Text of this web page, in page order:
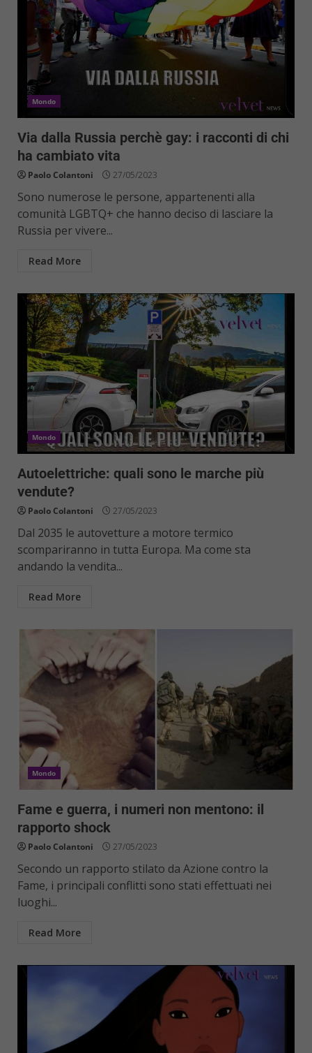
Mondo
Via dalla Russia perchè gay: i racconti di chi
ha cambiato vita
Paolo Colantoni 27/05/2023
Sono numerose le persone, appartenenti alla
comunità LGBTQ+ che hanno deciso di lasciare la
Russia per vivere...
Read More
Mondo
Autoelettriche: quali sono le marche più
vendute?
Paolo Colantoni 27/05/2023
Dal 2035 le autovetture a motore termico
scompariranno in tutta Europa. Ma come sta
andando la vendita...
Read More
Mondo
Fame e guerra, i numeri non mentono: il
rapporto shock
Paolo Colantoni 27/05/2023
Secondo un rapporto stilato da Azione contro la
Fame, i principali conflitti sono stati effettuati nei
luoghi...
Read More